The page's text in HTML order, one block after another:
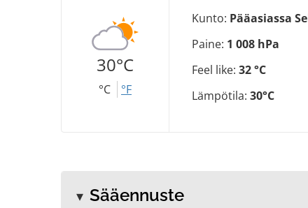
30°C
°C °F
Kunto: Pääasiassa
Paine: 1 008 hPa
Feel like: 32 °C
Lämpötila: 30°C
Sääennuste